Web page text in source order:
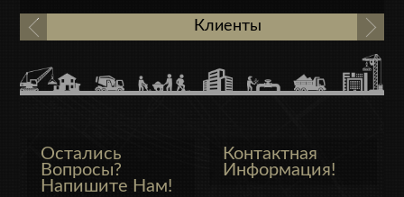
Клиенты
Остались
Вопросы?
Напишите Нам!
Контактная
Информация!